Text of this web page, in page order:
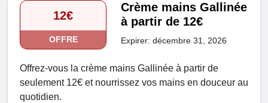
12€
OFFRE
Crème mains Gallinée
à partir de 12€
Expirer: décembre 31, 2026
Offrez-vous la crème mains Gallinée à partir de
seulement 12€ et nourrissez vos mains en douceur au
quotidien.